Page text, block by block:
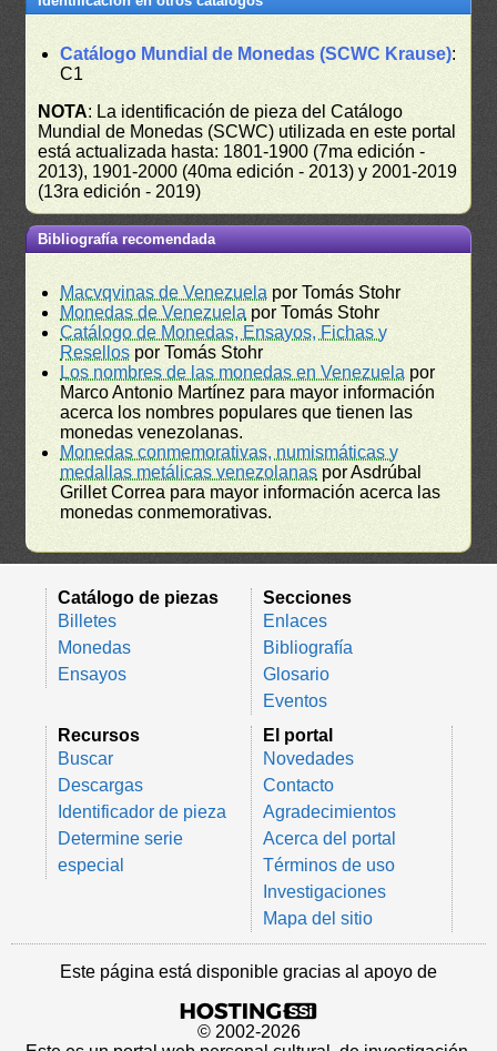
Catálogo Mundial de Monedas (SCWC Krause):
C1
NOTA: La identificación de pieza del Catálogo
Mundial de Monedas (SCWC) utilizada en este portal
está actualizada hasta: 1801-1900 (7ma edición -
2013), 1901-2000 (40ma edición - 2013) y 2001-2019
(13ra edición - 2019)
Bibliografía recomendada
Macvqvinas de Venezuela por Tomás Stohr
Monedas de Venezuela por Tomás Stohr
Catálogo de Monedas, Ensayos, Fichas y
Resellos por Tomás Stohr
Los nombres de las monedas en Venezuela por
Marco Antonio Martínez para mayor información
acerca los nombres populares que tienen las
monedas venezolanas.
Monedas conmemorativas, numismáticas y
medallas metálicas venezolanas por Asdrúbal
Grillet Correa para mayor información acerca las
monedas conmemorativas.
Catálogo de piezas
Billetes
Monedas
Ensayos
Secciones
Enlaces
Bibliografía
Glosario
Eventos
Recursos
Buscar
Descargas
Identificador de pieza
Determine serie
especial
El portal
Novedades
Contacto
Agradecimientos
Acerca del portal
Términos de uso
Investigaciones
Mapa del sitio
Este página está disponible gracias al apoyo de
© 2002-2026